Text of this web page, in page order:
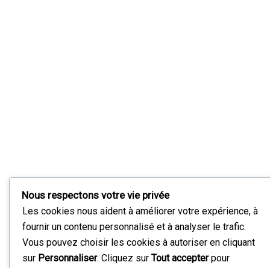
Nous respectons votre vie privée
Les cookies nous aident à améliorer votre expérience, à
fournir un contenu personnalisé et à analyser le trafic.
Vous pouvez choisir les cookies à autoriser en cliquant
sur Personnaliser. Cliquez sur Tout accepterpour